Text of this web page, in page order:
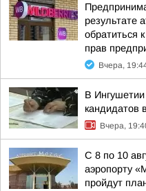
результате
обратиться
прав
Вчера,
В
кандидатов
Вчера,
С 8 по 10
аэропорту
пройдут